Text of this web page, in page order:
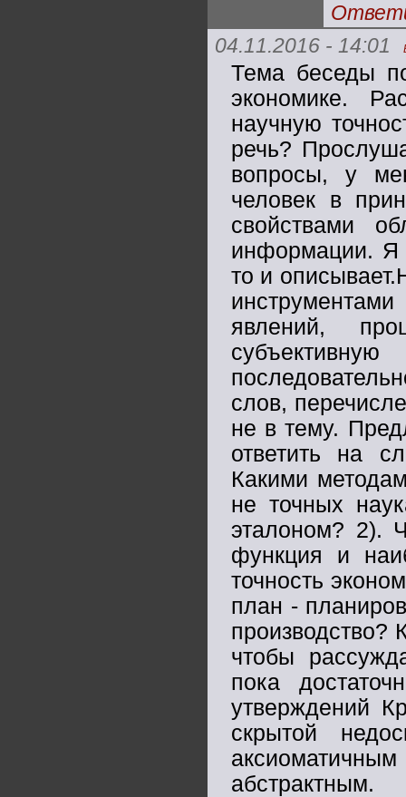
04.11.2016 - 14:01
Тема беседы
экономике.
научную
речь?
вопросы, у
человек в
свойствами
информации. Я
то и
явлений,
слов,
не в тему.
ответить на
Какими
не точных
эталоном? 2).
функция и
точность
план -
производство?
чтобы
пока
утверждений
скрытой
абстрактным.